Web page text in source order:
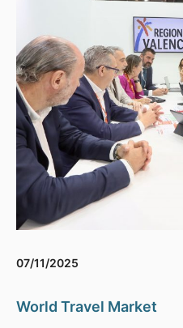
07/11/2025
World Travel Market